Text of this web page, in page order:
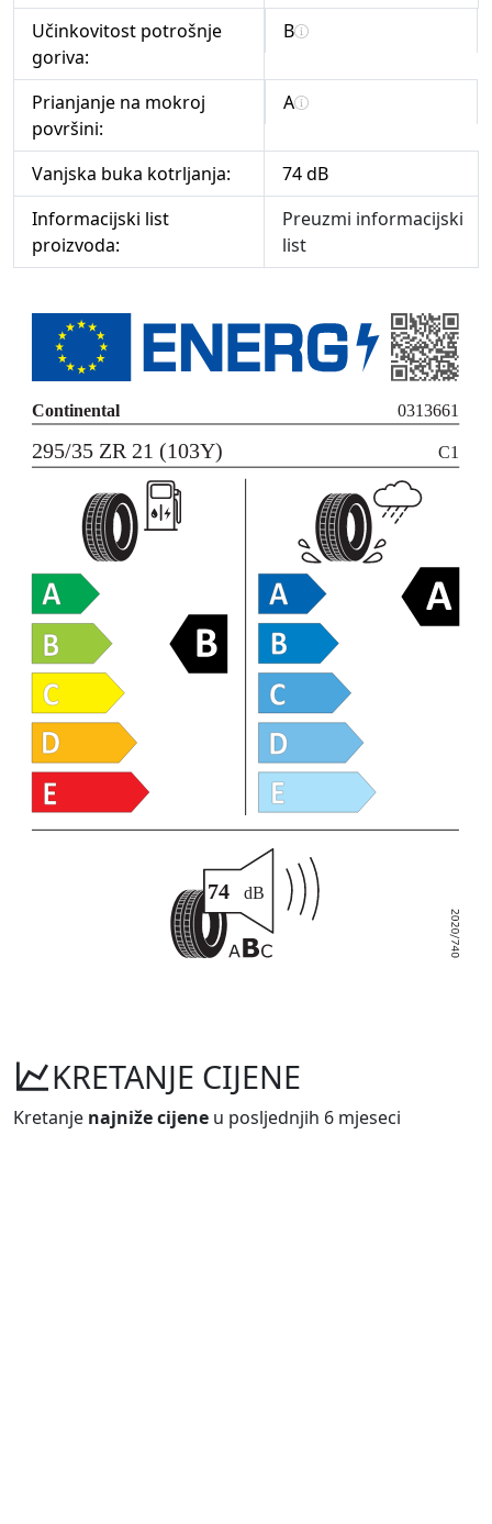
Učinkovitost potrošnje
goriva:
B
Prianjanje na mokroj
površini:
A
Vanjska buka kotrljanja:
74 dB
Informacijski list
proizvoda:
Preuzmi informacijski
list
KRETANJE CIJENE
Kretanje najniže cijene u posljednjih 6 mjeseci